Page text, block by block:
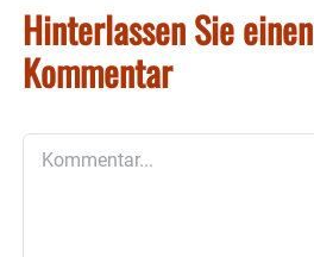
Hinterlassen Sie einen
Kommentar